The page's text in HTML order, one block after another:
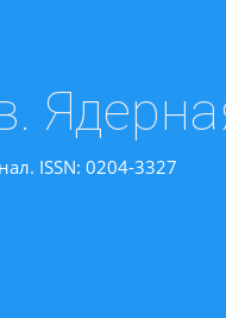
ISSN: 0204-3327